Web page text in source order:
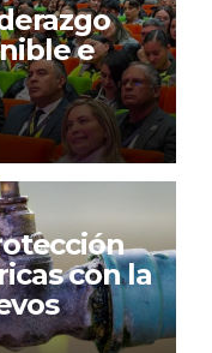
e
con la